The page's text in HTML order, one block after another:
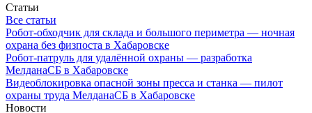
Статьи
Все статьи
Робот-обходчик для склада и большого периметра — ночная
охрана без физпоста в Хабаровске
Робот-патруль для удалённой охраны — разработка
МелданаСБ в Хабаровске
Видеоблокировка опасной зоны пресса и станка — пилот
охраны труда МелданаСБ в Хабаровске
Новости